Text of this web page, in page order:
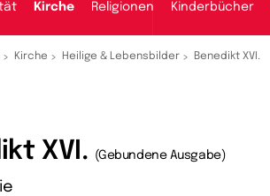
Kirche Religionen Kinderbücher
Kirche Heilige & Lebensbilder Benedikt XVI.
XVI. (Gebundene Ausgabe)